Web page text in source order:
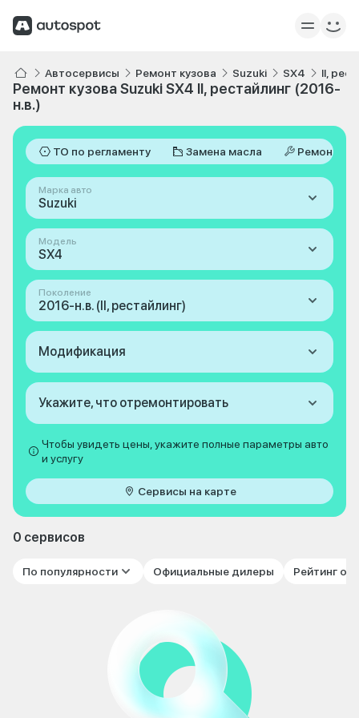
Автосервисы Ремонт кузова Suzuki SX4 II,
Ремонт кузова Suzuki SX4 II, рестайлинг (2016-
н.в.)
ТО по регламенту Замена масла Ремонт
Марка авто
Suzuki
Модель
SX4
Поколение
2016-н.в. (II, рестайлинг)
Модификация
Укажите, что отремонтировать
Чтобы увидеть цены, укажите полные параметры авто
и услугу
Сервисы на карте
0 сервисов
По популярности Официальные дилеры Рейтинг